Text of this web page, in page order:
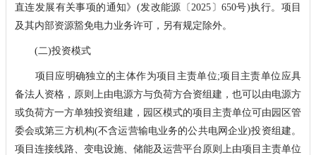
直连发展有关事项的通知》(发改能源〔2025〕650号)执行。项目
及其内部资源豁免电力业务许可，另有规定除外。
(二)投资模式
项目应明确独立的主体作为项目主责单位;项目主责单位应具
备法人资格，原则上由电源方与负荷方合资组建，也可以由电源方
或负荷方一方单独投资组建，园区模式的项目主责单位可由园区管
委会或第三方机构(不含运营输电业务的公共电网企业)投资组建。
项目连接线路、变电设施、储能及运营平台原则上由项目主责单位